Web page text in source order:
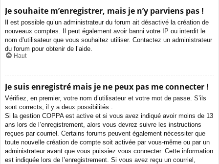
Je souhaite m’enregistrer, mais je n’y parviens pas !
Il est possible qu’un administrateur du forum ait désactivé la création de
nouveaux comptes. Il peut également avoir banni votre IP ou interdit le
nom d’utilisateur que vous souhaitez utiliser. Contactez un administrateur
du forum pour obtenir de l’aide.
Haut
Je suis enregistré mais je ne peux pas me connecter !
Vérifiez, en premier, votre nom d’utilisateur et votre mot de passe. S’ils
sont corrects, il y a deux possibilités :
Si la gestion COPPA est active et si vous avez indiqué avoir moins de 13
ans lors de l’enregistrement, alors vous devrez suivre les instructions
reçues par courriel. Certains forums peuvent également nécessiter que
toute nouvelle création de compte soit activée par vous-même ou par un
administrateur avant que vous puissiez vous connecter. Cette information
est indiquée lors de l’enregistrement. Si vous avez reçu un courriel,